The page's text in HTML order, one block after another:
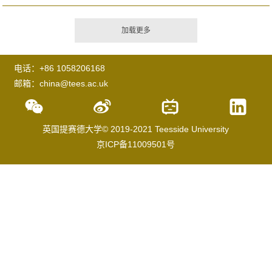
电话：+86 1058206168
邮箱：china@tees.ac.uk
英国提赛德大学© 2019-2021 Teesside University
京ICP备11009501号